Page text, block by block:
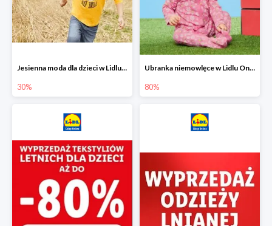
Jesienna moda dla dzieci w Lidlu Online do -30%
30%
Ubranka niemowlęce w Lidlu Online do -80%
80%